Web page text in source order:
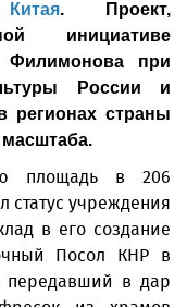
. Проект,
инициативе
Филимонова при
России и
регионах страны
масштаба.
площадь в 206
статус учреждения
в его создание
Посол КНР в
передавший в дар